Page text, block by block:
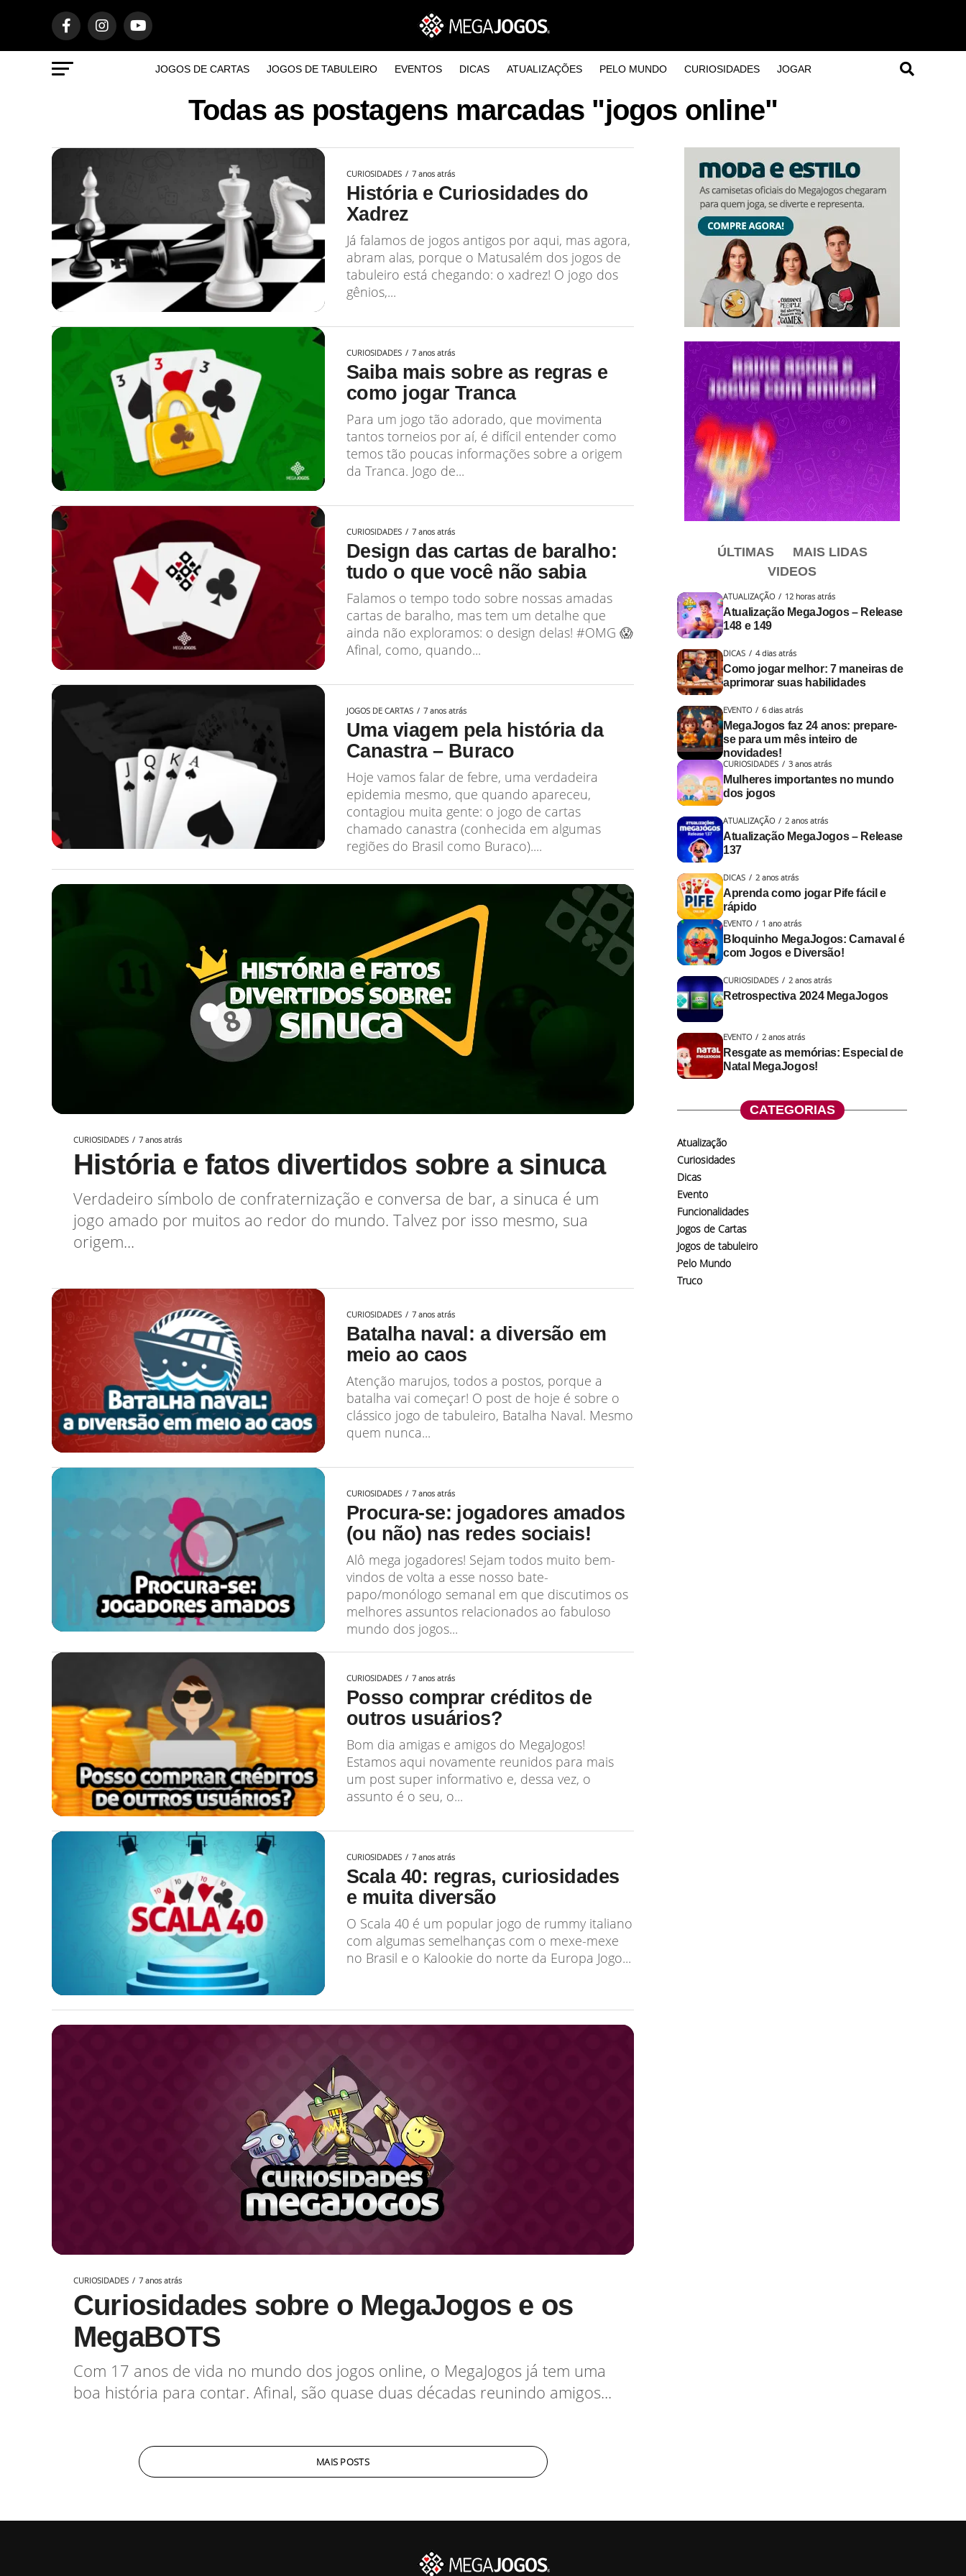
JOGOS DE CARTAS JOGOS DE TABULEIRO EVENTOS DICAS ATUALIZAÇÕES PELO MUNDO CURIOSIDADES JOGAR
Todas as postagens marcadas "jogos online"
CURIOSIDADES 7 anos atrás
História e Curiosidades do
Xadrez
Já falamos de jogos antigos por aqui, mas agora,
abram alas, porque o Matusalém dos jogos de
tabuleiro está chegando: o xadrez! O jogo dos
gênios,...
CURIOSIDADES 7 anos atrás
Saiba mais sobre as regras e
como jogar Tranca
Para um jogo tão adorado, que movimenta
tantos torneios por aí, é difícil entender como
temos tão poucas informações sobre a origem
da Tranca. Jogo de...
CURIOSIDADES 7 anos atrás
Design das cartas de baralho:
tudo o que você não sabia
Falamos o tempo todo sobre nossas amadas
cartas de baralho, mas tem um detalhe que
ainda não exploramos: o design delas! #OMG 😱
Afinal, como, quando...
JOGOS DE CARTAS 7 anos atrás
Uma viagem pela história da
Canastra – Buraco
Hoje vamos falar de febre, uma verdadeira
epidemia mesmo, que quando apareceu,
contagiou muita gente: o jogo de cartas
chamado canastra (conhecida em algumas
regiões do Brasil como Buraco)....
CURIOSIDADES 7 anos atrás
História e fatos divertidos sobre a sinuca
Verdadeiro símbolo de confraternização e conversa de bar, a sinuca é um
jogo amado por muitos ao redor do mundo. Talvez por isso mesmo, sua
origem...
CURIOSIDADES 7 anos atrás
Batalha naval: a diversão em
meio ao caos
Atenção marujos, todos a postos, porque a
batalha vai começar! O post de hoje é sobre o
clássico jogo de tabuleiro, Batalha Naval. Mesmo
quem nunca...
CURIOSIDADES 7 anos atrás
Procura-se: jogadores amados
(ou não) nas redes sociais!
Alô mega jogadores! Sejam todos muito bem-
vindos de volta a esse nosso bate-
papo/monólogo semanal em que discutimos os
melhores assuntos relacionados ao fabuloso
mundo dos jogos...
CURIOSIDADES 7 anos atrás
Posso comprar créditos de
outros usuários?
Bom dia amigas e amigos do MegaJogos!
Estamos aqui novamente reunidos para mais
um post super informativo e, dessa vez, o
assunto é o seu, o...
CURIOSIDADES 7 anos atrás
Scala 40: regras, curiosidades
e muita diversão
O Scala 40 é um popular jogo de rummy italiano
com algumas semelhanças com o mexe-mexe
no Brasil e o Kalookie do norte da Europa Jogo...
CURIOSIDADES 7 anos atrás
Curiosidades sobre o MegaJogos e os
MegaBOTS
Com 17 anos de vida no mundo dos jogos online, o MegaJogos já tem uma
boa história para contar. Afinal, são quase duas décadas reunindo amigos...
MAIS POSTS
ÚLTIMAS
MAIS LIDAS
VIDEOS
ATUALIZAÇÃO 12 horas atrás
Atualização MegaJogos – Release
148 e 149
DICAS 4 dias atrás
Como jogar melhor: 7 maneiras de
aprimorar suas habilidades
EVENTO 6 dias atrás
MegaJogos faz 24 anos: prepare-
se para um mês inteiro de
novidades!
CURIOSIDADES 3 anos atrás
Mulheres importantes no mundo
dos jogos
ATUALIZAÇÃO 2 anos atrás
Atualização MegaJogos – Release
137
DICAS 2 anos atrás
Aprenda como jogar Pife fácil e
rápido
EVENTO 1 ano atrás
Bloquinho MegaJogos: Carnaval é
com Jogos e Diversão!
CURIOSIDADES 2 anos atrás
Retrospectiva 2024 MegaJogos
EVENTO 2 anos atrás
Resgate as memórias: Especial de
Natal MegaJogos!
CATEGORIAS
Atualização
Curiosidades
Dicas
Evento
Funcionalidades
Jogos de Cartas
Jogos de tabuleiro
Pelo Mundo
Truco